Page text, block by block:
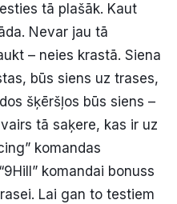
tā plašāk. Kaut
Nevar jau tā
– neies krastā. Siena
būs siens uz trases,
šķēršļos būs siens –
tā saķere, kas ir uz
komandas
komandai bonuss
Lai gan to testiem